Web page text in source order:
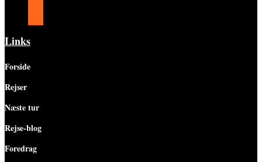
Links
Forside
Rejser
Næste tur
Rejse-blog
Foredrag